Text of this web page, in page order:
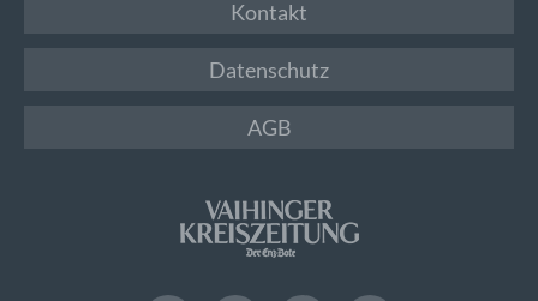
Kontakt
Datenschutz
AGB